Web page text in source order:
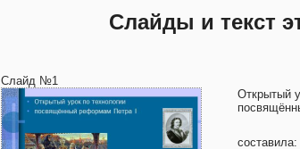
Слайды и текст
Слайд №1
Открытый